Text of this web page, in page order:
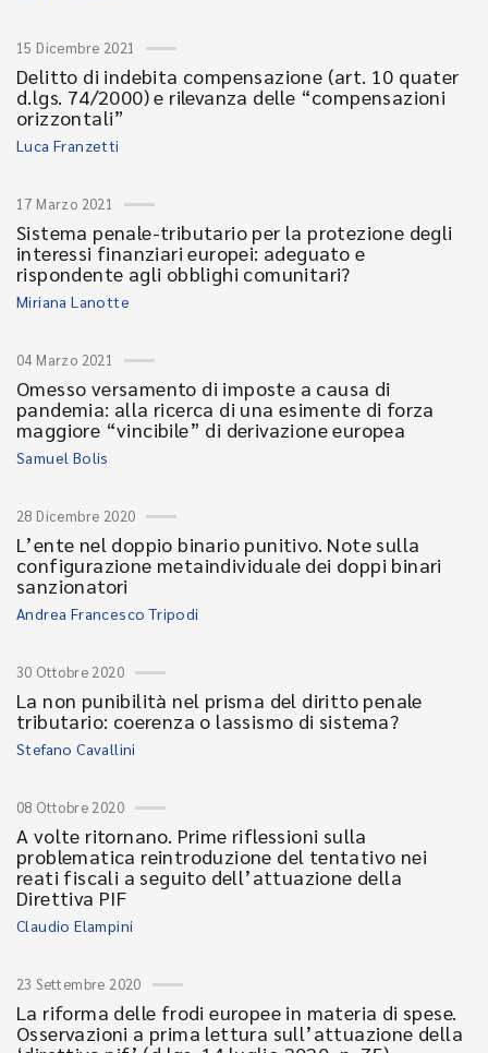
15 Dicembre 2021
Delitto di indebita compensazione (art. 10 quater
d.lgs. 74/2000) e rilevanza delle “compensazioni
orizzontali”
Luca Franzetti
17 Marzo 2021
Sistema penale-tributario per la protezione degli
interessi finanziari europei: adeguato e
rispondente agli obblighi comunitari?
Miriana Lanotte
04 Marzo 2021
Omesso versamento di imposte a causa di
pandemia: alla ricerca di una esimente di forza
maggiore “vincibile” di derivazione europea
Samuel Bolis
28 Dicembre 2020
L’ente nel doppio binario punitivo. Note sulla
configurazione metaindividuale dei doppi binari
sanzionatori
Andrea Francesco Tripodi
30 Ottobre 2020
La non punibilità nel prisma del diritto penale
tributario: coerenza o lassismo di sistema?
Stefano Cavallini
08 Ottobre 2020
A volte ritornano. Prime riflessioni sulla
problematica reintroduzione del tentativo nei
reati fiscali a seguito dell’attuazione della
Direttiva PIF
Claudio Elampini
23 Settembre 2020
La riforma delle frodi europee in materia di spese.
Osservazioni a prima lettura sull’attuazione della